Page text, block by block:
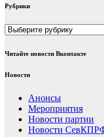
Рубрики
Рубрики
Читайте новости Вконтакте
Новости
Анонсы
Мероприятия
Новости партии
Новости